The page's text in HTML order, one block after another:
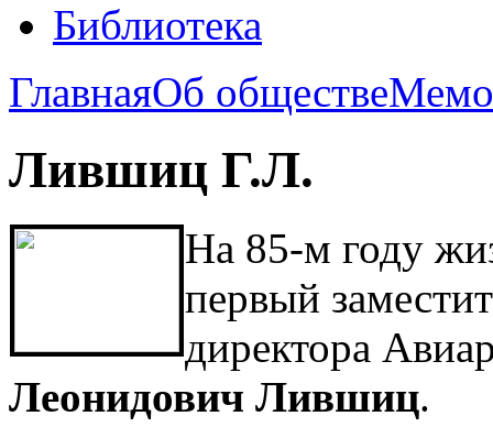
Библиотека
ГлавнаяОб обществе
Лившиц Г.Л.
На 85-м году
первый
директора
Леонидович Лившиц.